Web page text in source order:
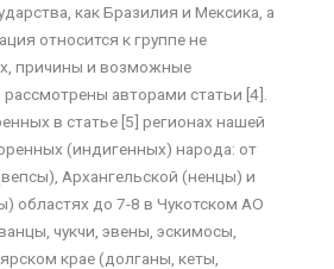
как Бразилия и Мексика, а
относится к группе не
причины и возможные
авторами статьи [4].
в статье [5] регионах нашей
(индигенных) народа: от
Архангельской (ненцы) и
областях до 7-8 в Чукотском АО
чукчи, эвены, эскимосы,
крае (долганы, кеты,